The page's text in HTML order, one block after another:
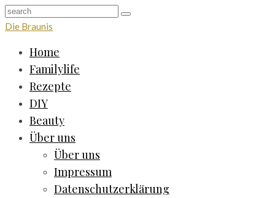
Die Braunis
Home
Familylife
Rezepte
DIY
Beauty
Über uns
Über uns
Impressum
Datenschutzerklärung